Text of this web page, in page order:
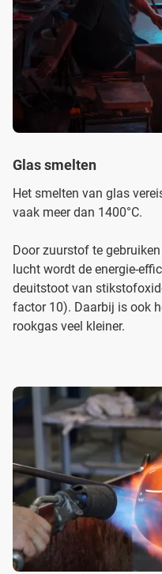
Glas smelten
Het smelten van glas
vaak meer dan 1400°C.
Door zuurstof te
lucht wordt de energie-
deuitstoot van
factor 10). Daarbij is ook
rookgas veel kleiner.